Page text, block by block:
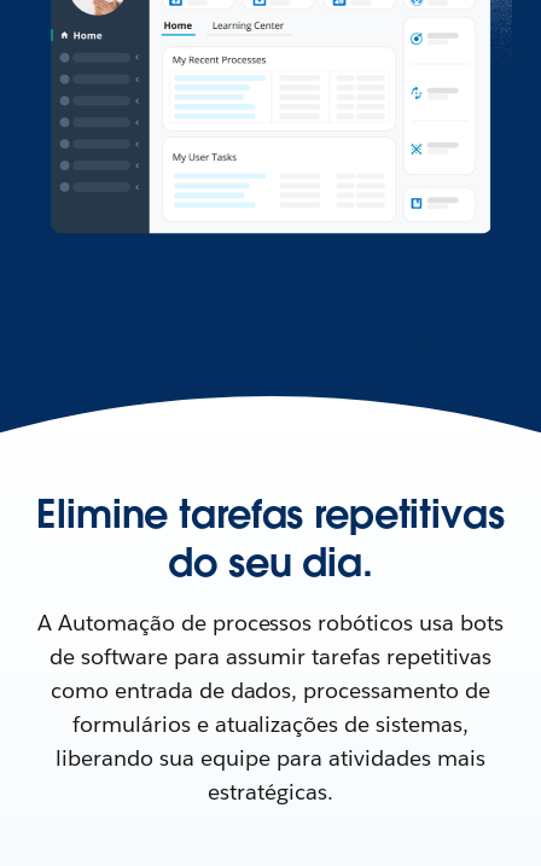
Elimine tarefas repetitivas
do seu dia.
A Automação de processos robóticos usa bots
de software para assumir tarefas repetitivas
como entrada de dados, processamento de
formulários e atualizações de sistemas,
liberando sua equipe para atividades mais
estratégicas.